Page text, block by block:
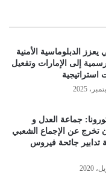
الدبلوماسية الأمنية
إلى الإمارات وتفعيل
استراتيجية
جماعة العدل و
تخرج عن الإجماع الشعبي
تدابير جائحة فيروس